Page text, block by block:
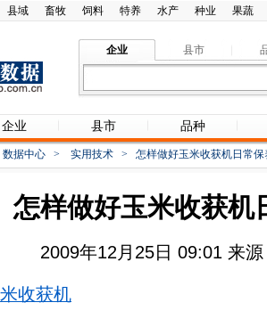
县域 畜牧 饲料 特养 水产 种业 果蔬
企业 县市
企业 县市 品种
数据中心 > 实用技术 > 怎样做好玉米收获机日常保
怎样做好玉米收获机
2009年12月25日 09:01 来
收获机